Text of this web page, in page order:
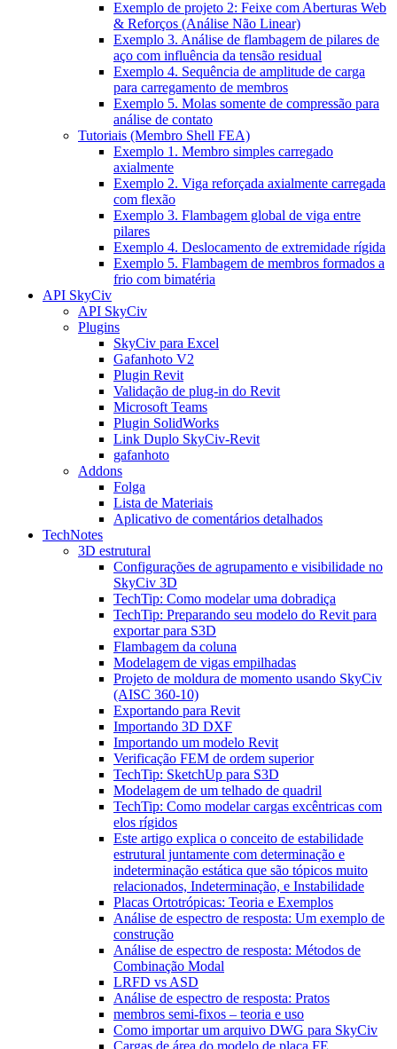
Exemplo de projeto 2: Feixe com Aberturas Web
& Reforços (Análise Não Linear)
Exemplo 3. Análise de flambagem de pilares de
aço com influência da tensão residual
Exemplo 4. Sequência de amplitude de carga
para carregamento de membros
Exemplo 5. Molas somente de compressão para
análise de contato
Tutoriais (Membro Shell FEA)
Exemplo 1. Membro simples carregado
axialmente
Exemplo 2. Viga reforçada axialmente carregada
com flexão
Exemplo 3. Flambagem global de viga entre
pilares
Exemplo 4. Deslocamento de extremidade rígida
Exemplo 5. Flambagem de membros formados a
frio com bimatéria
API SkyCiv
API SkyCiv
Plugins
SkyCiv para Excel
Gafanhoto V2
Plugin Revit
Validação de plug-in do Revit
Microsoft Teams
Plugin SolidWorks
Link Duplo SkyCiv-Revit
gafanhoto
Addons
Folga
Lista de Materiais
Aplicativo de comentários detalhados
TechNotes
3D estrutural
Configurações de agrupamento e visibilidade no
SkyCiv 3D
TechTip: Como modelar uma dobradiça
TechTip: Preparando seu modelo do Revit para
exportar para S3D
Flambagem da coluna
Modelagem de vigas empilhadas
Projeto de moldura de momento usando SkyCiv
(AISC 360-10)
Exportando para Revit
Importando 3D DXF
Importando um modelo Revit
Verificação FEM de ordem superior
TechTip: SketchUp para S3D
Modelagem de um telhado de quadril
TechTip: Como modelar cargas excêntricas com
elos rígidos
Este artigo explica o conceito de estabilidade
estrutural juntamente com determinação e
indeterminação estática que são tópicos muito
relacionados, Indeterminação, e Instabilidade
Placas Ortotrópicas: Teoria e Exemplos
Análise de espectro de resposta: Um exemplo de
construção
Análise de espectro de resposta: Métodos de
Combinação Modal
LRFD vs ASD
Análise de espectro de resposta: Pratos
membros semi-fixos – teoria e uso
Como importar um arquivo DWG para SkyCiv